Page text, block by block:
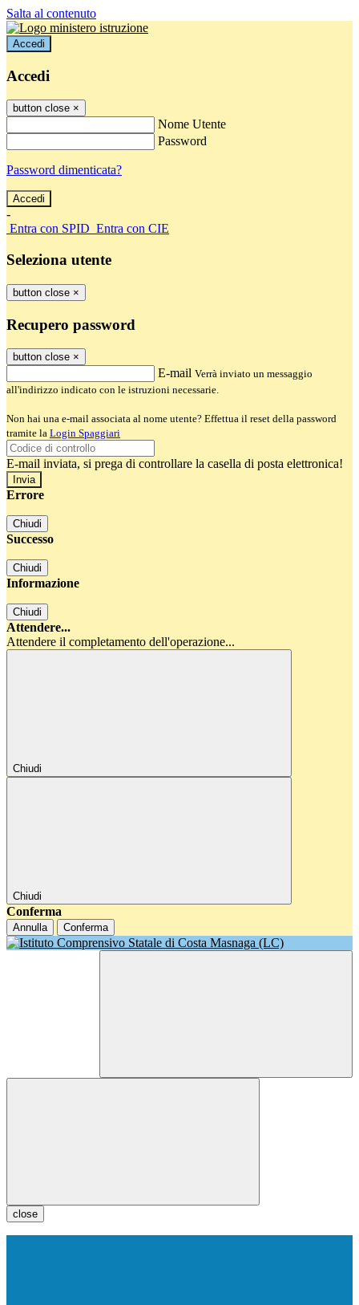
Salta al contenuto
Accedi
Accedi
button close ×
Nome Utente
Password
Password dimenticata?
-
Entra con SPID Entra con CIE
Seleziona utente
button close ×
Recupero password
button close ×
E-mail Verrà inviato un messaggio
all'indirizzo indicato con le istruzioni necessarie.
Non hai una e-mail associata al nome utente? Effettua il reset della password
tramite la Login Spaggiari
E-mail inviata, si prega di controllare la casella di posta elettronica!
Errore
Chiudi
Successo
Chiudi
Informazione
Chiudi
Attendere...
Attendere il completamento dell'operazione...
Chiudi
Chiudi
Conferma
Annulla Conferma
close